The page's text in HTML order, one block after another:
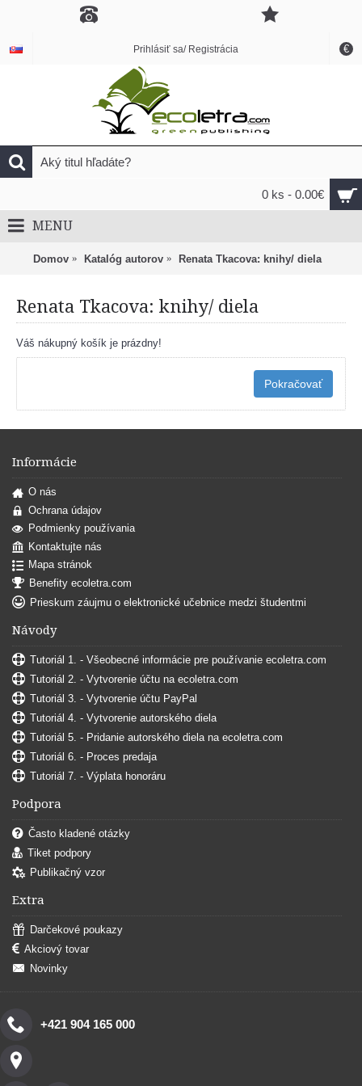
€
Prihlásiť sa/ Registrácia
0 ks - 0.00€
MENU
Domov Katalóg autorov Renata Tkacova: knihy/ diela
Renata Tkacova: knihy/ diela
Váš nákupný košík je prázdny!
Pokračovať
Informácie
O nás
Ochrana údajov
Podmienky používania
Kontaktujte nás
Mapa stránok
Benefity ecoletra.com
Prieskum záujmu o elektronické učebnice medzi študentmi
Návody
Tutoriál 1. - Všeobecné informácie pre používanie ecoletra.com
Tutoriál 2. - Vytvorenie účtu na ecoletra.com
Tutoriál 3. - Vytvorenie účtu PayPal
Tutoriál 4. - Vytvorenie autorského diela
Tutoriál 5. - Pridanie autorského diela na ecoletra.com
Tutoriál 6. - Proces predaja
Tutoriál 7. - Výplata honoráru
Podpora
Často kladené otázky
Tiket podpory
Publikačný vzor
Extra
Darčekové poukazy
Akciový tovar
Novinky
+421 904 165 000